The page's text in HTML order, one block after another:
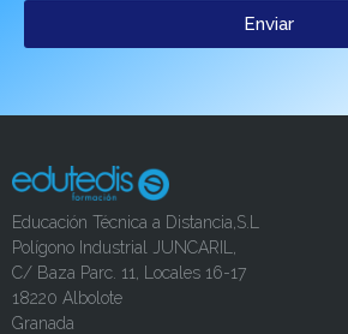
Enviar
Educación Técnica a Distancia,S.L
Polígono Industrial JUNCARIL,
C/ Baza Parc. 11, Locales 16-17
18220 Albolote
Granada